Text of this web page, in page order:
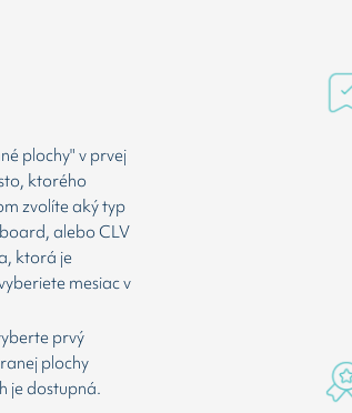
plochy" v prvej
ktorého
zvolíte aký typ
alebo CLV
ktorá je
mesiac v
prvý
plochy
je dostupná.